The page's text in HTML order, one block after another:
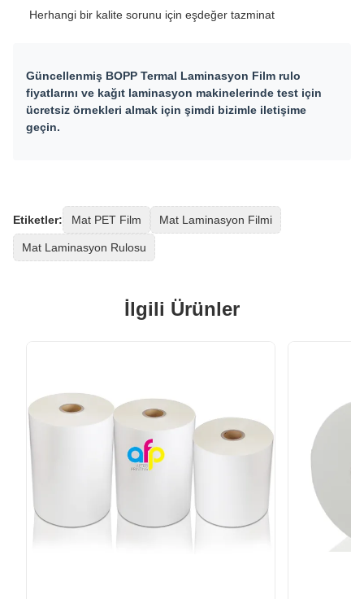
Herhangi bir kalite sorunu için eşdeğer tazminat
Güncellenmiş BOPP Termal Laminasyon Film rulo
fiyatlarını ve kağıt laminasyon makinelerinde test için
ücretsiz örnekleri almak için şimdi bizimle iletişime
geçin.
Etiketler: Mat PET Film Mat Laminasyon Filmi
Mat Laminasyon Rulosu
İlgili Ürünler